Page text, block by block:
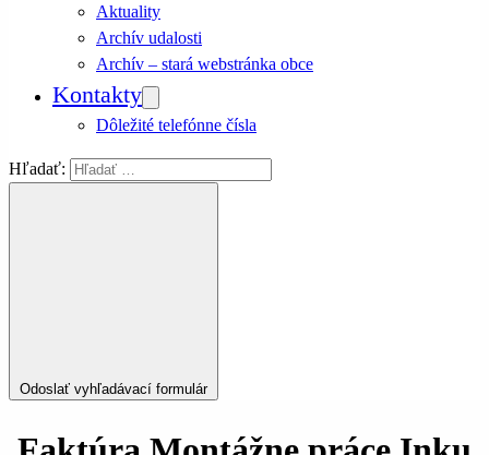
Aktuality
Archív udalosti
Archív – stará webstránka obce
Kontakty
Dôležité telefónne čísla
Hľadať:
Odoslať vyhľadávací formulár